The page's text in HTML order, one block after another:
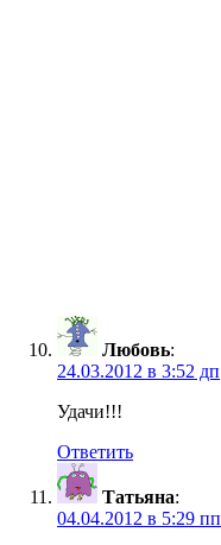
Любовь:
24.03.2012 в 3:52 дп
Удачи!!!
Ответить
Татьяна:
04.04.2012 в 5:29 пп